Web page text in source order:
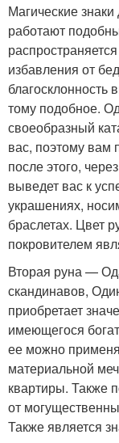
Магические
работают
избавления от
благосклонность
тому подобное.
своеобразный
вас, поэтому вам
после этого,
выведет вас к
украшениях,
браслетах. Цвет
покровителем
Вторая руна —
скандинавов,
приобретает
имеющегося
ее можно
материальной
квартиры. Также
от
Также является